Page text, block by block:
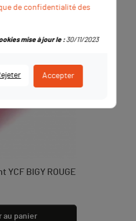
YCF BIGY ROUGE
au panier
de confidentialité des
Accepter
mise à jour le :30/11/2023